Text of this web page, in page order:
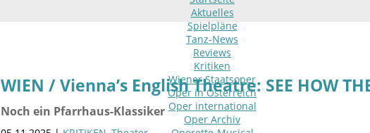
Aktuelles
Spielpläne
Tanz-News
Reviews
Kritiken
Wiener Staatsoper
Oper in Österreich
Oper international
Oper Archiv
WIEN / Vienna’s English Theatre: SEE HOW
Noch ein Pfarrhaus-Klassiker